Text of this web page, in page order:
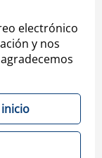
electrónico
y nos